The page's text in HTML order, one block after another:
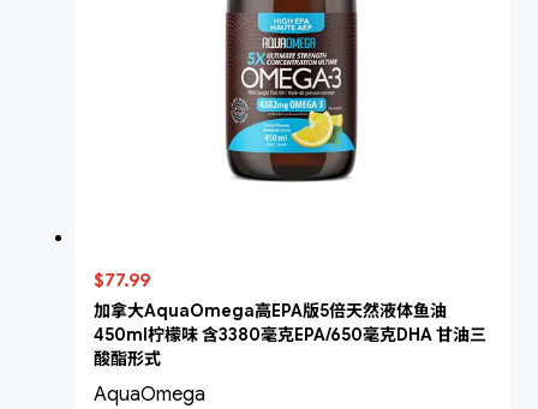
$77.99
加拿大AquaOmega高EPA版5倍天然液体鱼油
450ml柠檬味 含3380毫克EPA/650毫克DHA 甘油三
酸酯形式
AquaOmega